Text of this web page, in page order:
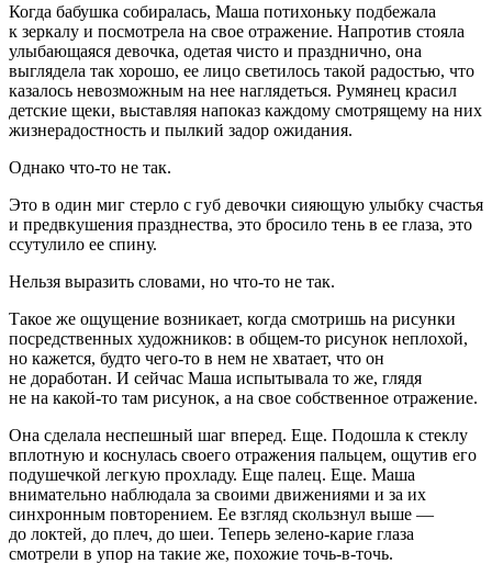
Когда бабушка собиралась, Маша потихоньку подбежала
к зеркалу и посмотрела на свое отражение. Напротив стояла
улыбающаяся девочка, одетая чисто и празднично, она
выглядела так хорошо, ее лицо светилось такой радостью, что
казалось невозможным на нее наглядеться. Румянец красил
детские щеки, выставляя напоказ каждому смотрящему на них
жизнерадостность и пылкий задор ожидания.
Однако что-то не так.
Это в один миг стерло с губ девочки сияющую улыбку счастья
и предвкушения празднества, это бросило тень в ее глаза, это
ссутулило ее спину.
Нельзя выразить словами, но что-то не так.
Такое же ощущение возникает, когда смотришь на рисунки
посредственных художников: в общем-то рисунок неплохой,
но кажется, будто чего-то в нем не хватает, что он
не доработан. И сейчас Маша испытывала то же, глядя
не на какой-то там рисунок, а на свое собственное отражение.
Она сделала неспешный шаг вперед. Еще. Подошла к стеклу
вплотную и коснулась своего отражения пальцем, ощутив его
подушечкой легкую прохладу. Еще палец. Еще. Маша
внимательно наблюдала за своими движениями и за их
синхронным повторением. Ее взгляд скользнул выше —
до локтей, до плеч, до шеи. Теперь зелено-карие глаза
смотрели в упор на такие же, похожие точь-в-точь.